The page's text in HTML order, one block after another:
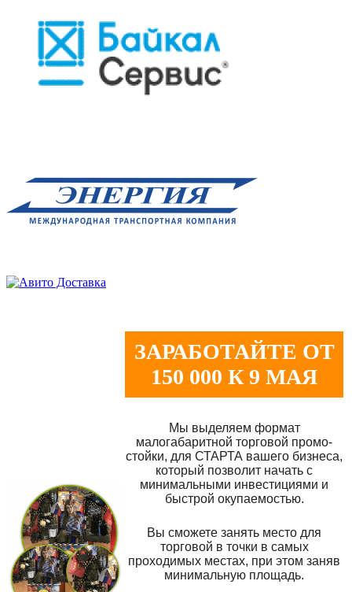
ЗАРАБОТАЙТЕ ОТ
150 000 К 9 МАЯ
Мы выделяем формат
малогабаритной торговой промо-
стойки, для СТАРТА вашего бизнеса,
который позволит начать с
минимальными инвестициями и
быстрой окупаемостью.
Вы сможете занять место для
торговой в точки в самых
проходимых местах, при этом заняв
минимальную площадь.